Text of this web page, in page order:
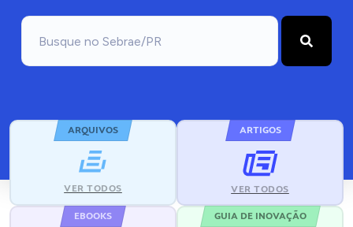
ARQUIVOS
VER TODOS
ARTIGOS
VER TODOS
EBOOKS GUIA DE INOVAÇÃO